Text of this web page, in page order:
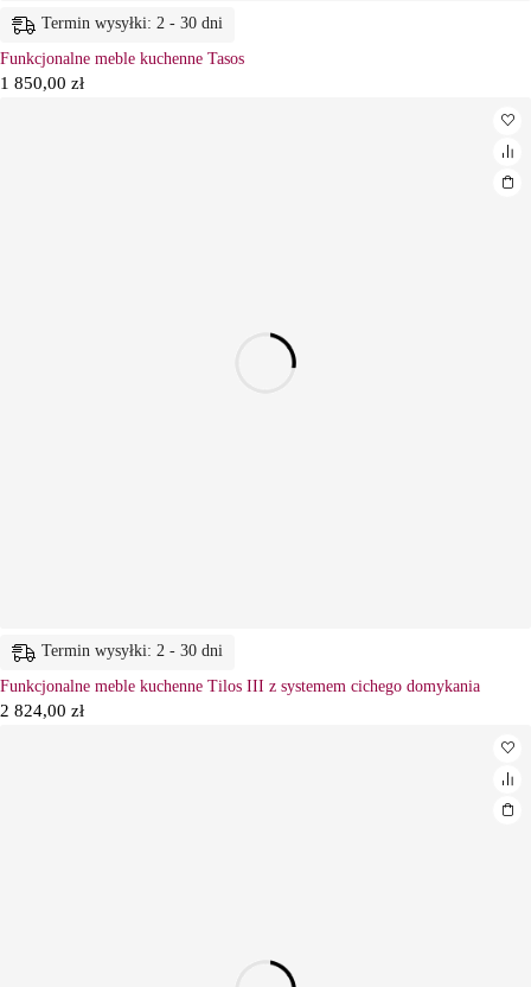
Termin wysyłki: 2 - 30 dni
Funkcjonalne meble kuchenne Tasos
1 850,00 zł
Termin wysyłki: 2 - 30 dni
Funkcjonalne meble kuchenne Tilos III z systemem cichego domykania
2 824,00 zł